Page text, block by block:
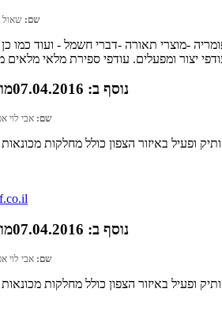
שם: שאול
-מוצרי תאורה -דברי חשמל - ועוד כמו כן
נוסף ב: 07.04.2016
שם: אבי לוי
ופעיל באיזור הצפון כולל מחלקות
נוסף ב: 07.04.2016
שם: אבי לוי
ופעיל באיזור הצפון כולל מחלקות